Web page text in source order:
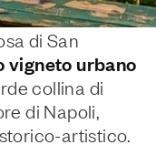
di San
vigneto urbano
collina di
di Napoli,
artistico.